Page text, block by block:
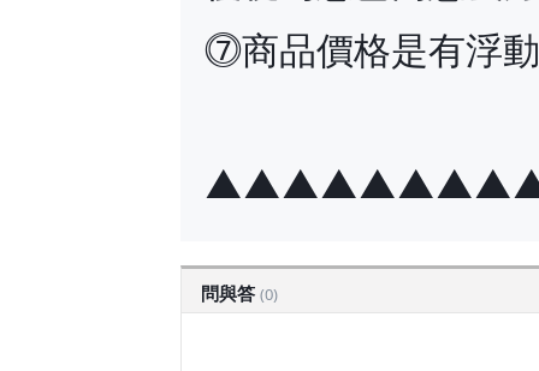
⓻商品價格是有浮
問與答 (0)